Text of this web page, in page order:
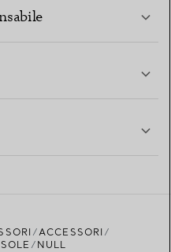
ACCESSORI
NULL